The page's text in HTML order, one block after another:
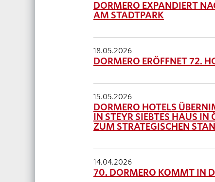
DORMERO EXPANDIERT
AM STADTPARK
18.05.2026
DORMERO ERÖFFNET 72.
15.05.2026
DORMERO HOTELS
IN STEYR SIEBTES HAUS IN
ZUM STRATEGISCHEN
14.04.2026
70. DORMERO KOMMT IN